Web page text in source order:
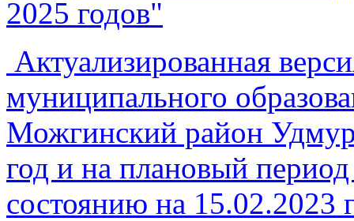
2025 годов"
Актуализированная
муниципального
Можгинский район
год и на плановый
состоянию на 15.02.2023